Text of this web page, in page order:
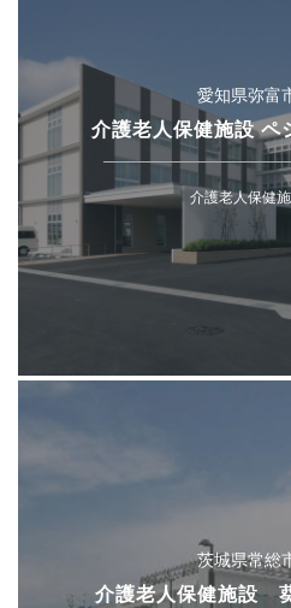
愛知県弥富
介護老人保健施設 ペ
介護老人保健
茨城県常総
介護老人保健施設